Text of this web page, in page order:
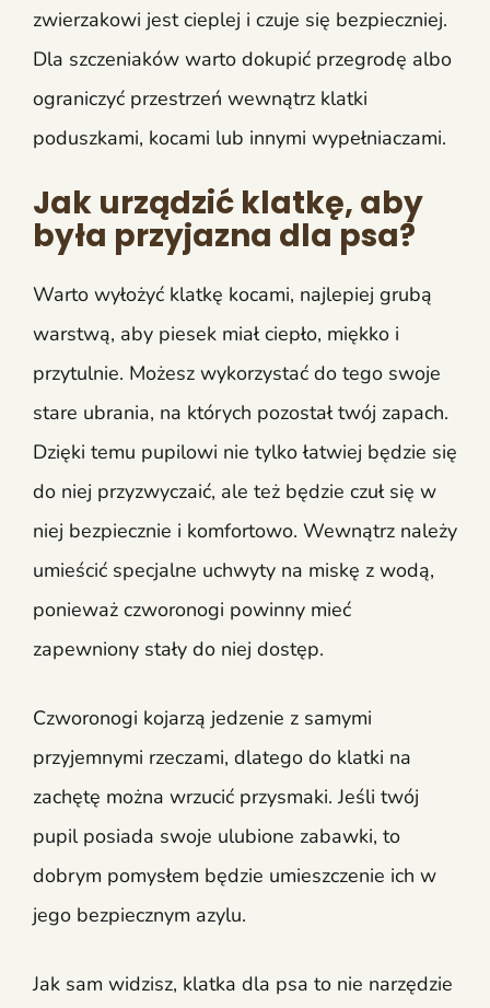
zwierzakowi jest cieplej i czuje się bezpieczniej.
Dla szczeniaków warto dokupić przegrodę albo
ograniczyć przestrzeń wewnątrz klatki
poduszkami, kocami lub innymi wypełniaczami.
Jak urządzić klatkę, aby
była przyjazna dla psa?
Warto wyłożyć klatkę kocami, najlepiej grubą
warstwą, aby piesek miał ciepło, miękko i
przytulnie. Możesz wykorzystać do tego swoje
stare ubrania, na których pozostał twój zapach.
Dzięki temu pupilowi nie tylko łatwiej będzie się
do niej przyzwyczaić, ale też będzie czuł się w
niej bezpiecznie i komfortowo. Wewnątrz należy
umieścić specjalne uchwyty na miskę z wodą,
ponieważ czworonogi powinny mieć
zapewniony stały do niej dostęp.
Czworonogi kojarzą jedzenie z samymi
przyjemnymi rzeczami, dlatego do klatki na
zachętę można wrzucić przysmaki. Jeśli twój
pupil posiada swoje ulubione zabawki, to
dobrym pomysłem będzie umieszczenie ich w
jego bezpiecznym azylu.
Jak sam widzisz, klatka dla psa to nie narzędzie